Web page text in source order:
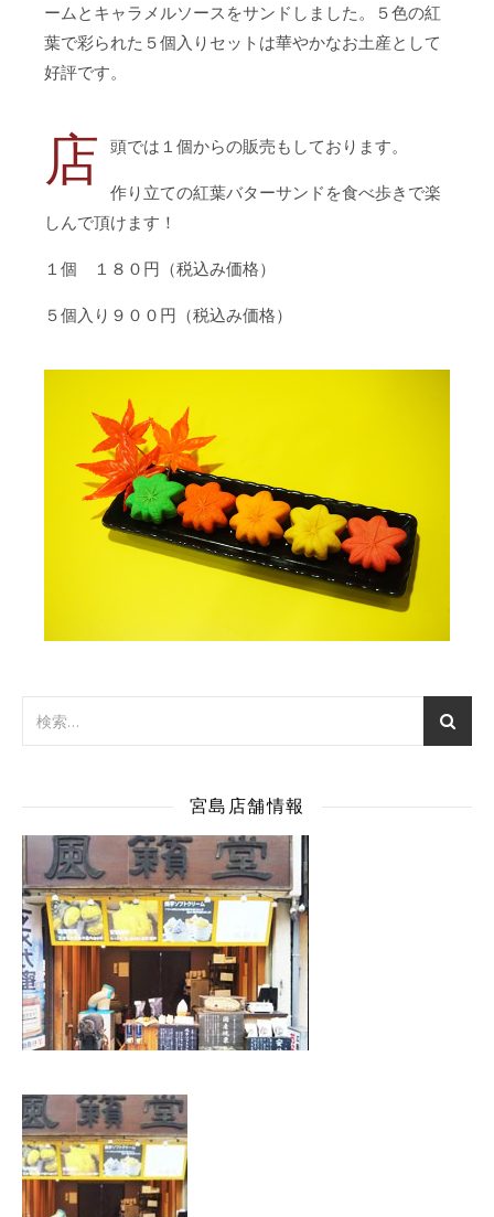
ームとキャラメルソースをサンドしました。５色の紅
葉で彩られた５個入りセットは華やかなお土産として
好評です。
店 頭では１個からの販売もしております。
作り立ての紅葉バターサンドを食べ歩きで楽
しんで頂けます！
１個 １８０円（税込み価格）
５個入り９００円（税込み価格）
宮島店舗情報